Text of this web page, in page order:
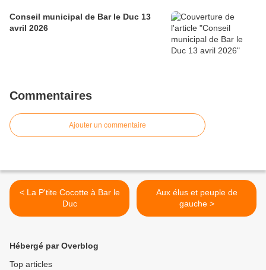
Conseil municipal de Bar le Duc 13
avril 2026
Commentaires
Ajouter un commentaire
< La P'tite Cocotte à Bar le
Duc
Aux élus et peuple de
gauche >
Hébergé par Overblog
Top articles